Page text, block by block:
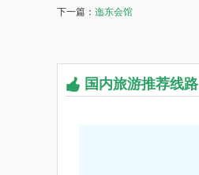
下一篇： 迤东会馆
国内旅游推荐线路